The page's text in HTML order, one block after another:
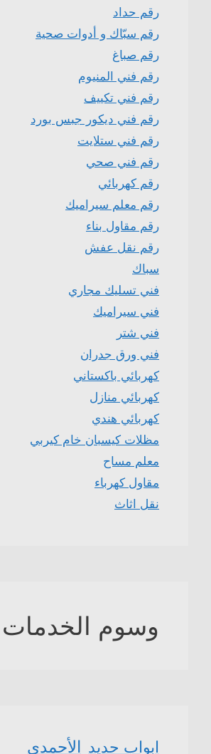
رقم حداد
رقم سبّاك و أدوات صحية
رقم صباغ
رقم فني المنيوم
رقم فني تكييف
رقم فني ديكور جبس بورد
رقم فني ستلايت
رقم فني صحي
رقم كهربائي
رقم معلم سيراميك
رقم مقاول بناء
رقم نقل عفش
سباك
فني تسليك مجاري
فني سيراميك
فني شتر
فني ورق جدران
كهربائي باكستاني
كهربائي منازل
كهربائي هندي
مظلات كيسبان خام كيربي
معلم مساح
مقاول كهرباء
نقل اثاث
وسوم الخدمات
ابواب حديد الأحمدي